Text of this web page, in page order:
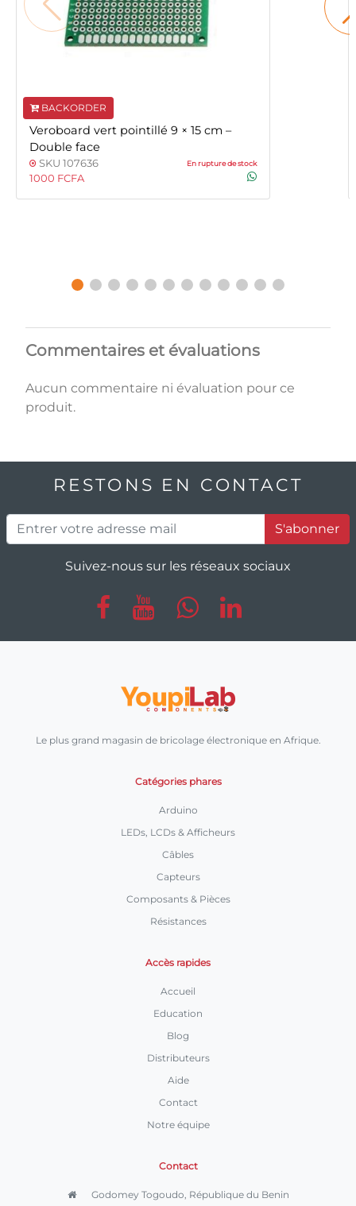
BACKORDER
Veroboard vert pointillé 9 × 15 cm –
Double face
SKU 107636 En rupture de stock
1000 FCFA
Commentaires et évaluations
Aucun commentaire ni évaluation pour ce
produit.
RESTONS EN CONTACT
S'abonner
Suivez-nous sur les réseaux sociaux
Le plus grand magasin de bricolage électronique en Afrique.
Catégories phares
Arduino
LEDs, LCDs & Afficheurs
Câbles
Capteurs
Composants & Pièces
Résistances
Accès rapides
Accueil
Education
Blog
Distributeurs
Aide
Contact
Notre équipe
Contact
Godomey Togoudo, République du Benin